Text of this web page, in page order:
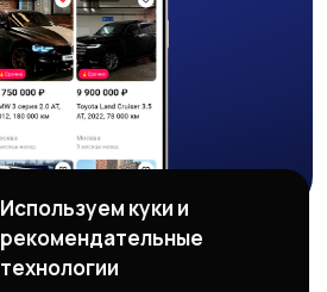
Используем куки и
рекомендательные
технологии